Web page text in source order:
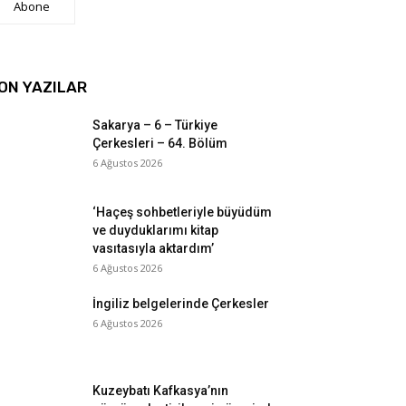
Abone
YAZILAR
Sakarya – 6 – Türkiye
Çerkesleri – 64. Bölüm
6 Ağustos 2026
‘Haçeş sohbetleriyle büyüdüm
ve duyduklarımı kitap
vasıtasıyla aktardım’
6 Ağustos 2026
İngiliz belgelerinde Çerkesler
6 Ağustos 2026
Kuzeybatı Kafkasya’nın